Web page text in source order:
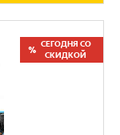
СЕГОДНЯ СО
СКИДКОЙ